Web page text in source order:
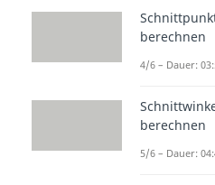
x1= 0,x2
von
des
!
berechnen
4/6 – Dauer:
berechnen
5/6 – Dauer: